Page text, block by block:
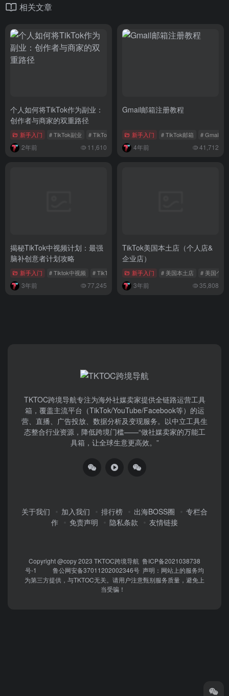
相关文章
个人如何将TikTok作为副业：
创作者与商家的双重路径
新手入门 # TikTok副业 # TikTok创业 # TikTok商家模式
2年前 11,610
Gmail邮箱注册教程
新手入门 # TikTok邮箱 # Gmail邮
4年前 41,712
揭秘TikTok中视频计划：最强
脑补创意者计划攻略
新手入门 # Tiktok中视频 # TikTok中视频计划 # TikTok入口
3年前 77,245
TikTok美国本土店（个人店&
企业店）
新手入门 # 美国本土店 # 美国个人
3年前 35,808
TKTOC跨境导航​专注为海外社媒卖家提供全链路运营工具
箱，覆盖主流平台（TikTok/YouTube/Facebook等）​的运
营、直播、广告投放、数据分析及变现服务。以中立工具生
态整合行业资源，降低跨境门槛——“做社媒卖家的万能工
具箱，让全球生意更高效。”
关于我们 加入我们 排行榜 出海BOSS圈
专栏合
作
免责声明 隐私条款 友情链接
Copyright @copy 2023 TKTOC跨境导航 鲁ICP备2021038738
号-1
鲁公网安备37011202002346号 声明：网站上的服务均
为第三方提供，与TKTOC无关。请用户注意甄别服务质量，避免上
当受骗！